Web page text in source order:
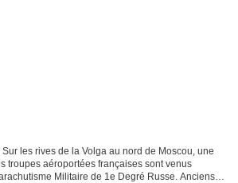
les rives de la Volga au nord de Moscou, une
troupes aéroportées françaises sont venus
Militaire de 1e Degré Russe. Anciens